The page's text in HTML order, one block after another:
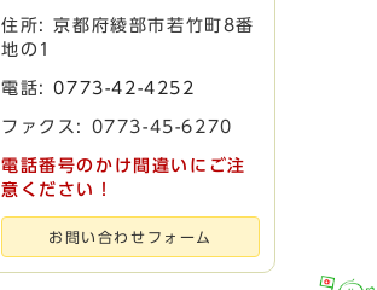
住所: 京都府綾部市若竹町8番
地の1
電話:0773-42-4252
ファクス: 0773-45-6270
電話番号のかけ間違いにご注
意ください！
お問い合わせフォーム